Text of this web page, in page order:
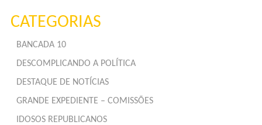
CATEGORIAS
BANCADA 10
DESCOMPLICANDO A POLÍTICA
DESTAQUE DE NOTÍCIAS
GRANDE EXPEDIENTE – COMISSÕES
IDOSOS REPUBLICANOS